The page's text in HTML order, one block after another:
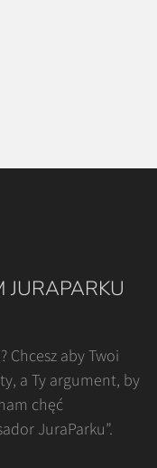
Chcesz aby Twoi
a Ty argument, by
chęć
JuraParku”.